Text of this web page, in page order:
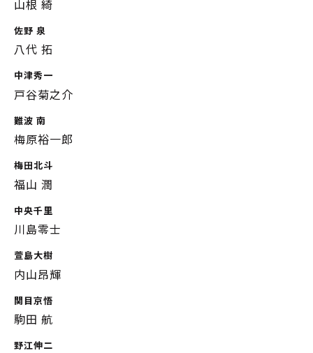
山根 綺
佐野 泉
八代 拓
中津秀一
戸谷菊之介
難波 南
梅原裕一郎
梅田北斗
福山 潤
中央千里
川島零士
萱島大樹
内山昂輝
関目京悟
駒田 航
野江伸二